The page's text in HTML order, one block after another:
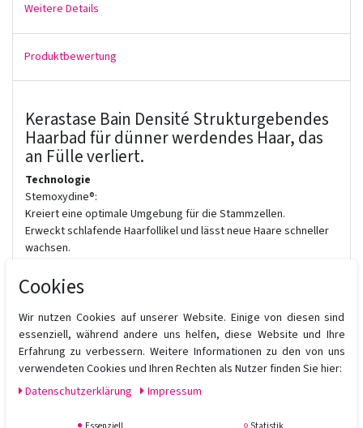
Weitere Details
Produktbewertung
Kerastase Bain Densité Strukturgebendes
Haarbad für dünner werdendes Haar, das
an Fülle verliert.
Technologie
Stemoxydine®:
Kreiert eine optimale Umgebung für die Stammzellen.
Erweckt schlafende Haarfollikel und lässt neue Haare schneller
wachsen.
als in der Densifique Intensivkur
und wirkt somit unterstützend zur Anwendung der Intensivkur.
Hyaluronsäure:
Hydratisiert die Kopfhaut, versorgt sie mit Feuchtigkeit und
schafft ein optimales Wachstumsumfeld.
Gluco-Peptide:
aus und unterstützen den Aufbau des Haares.
Cookies
Wir nutzen Cookies auf unserer Website. Einige von diesen sind
essenziell, während andere uns helfen, diese Website und Ihre
Erfahrung zu verbessern. Weitere Informationen zu den von uns
verwendeten Cookies und Ihren Rechten als Nutzer finden Sie hier:
Daten­schutz­erklärung
Impressum
Essenziell Statistik